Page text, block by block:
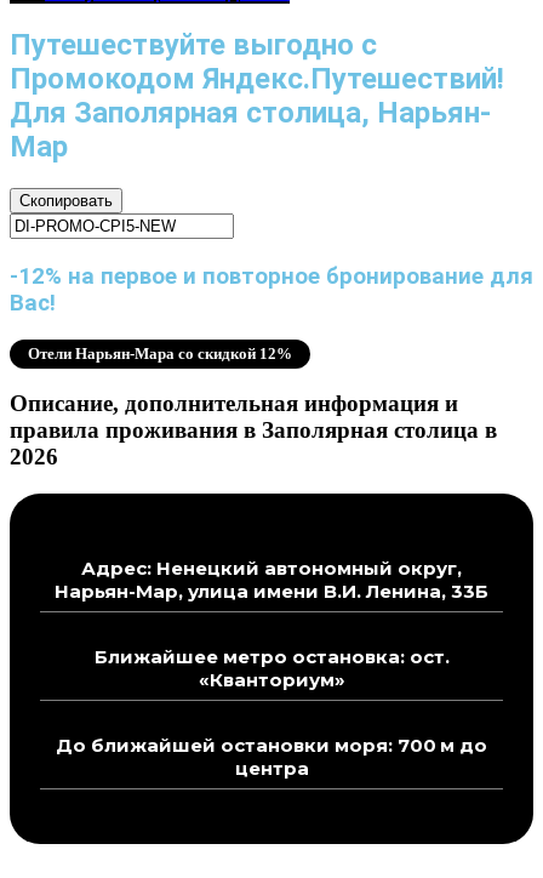
Путешествуйте выгодно с
Промокодом Яндекс.Путешествий!
Для Заполярная столица, Нарьян-
Мар
Скопировать
-12% на первое и повторное бронирование для
Вас!
Отели Нарьян-Мара со скидкой 12%
Описание, дополнительная информация и
правила проживания в Заполярная столица в
2026
Адрес: Ненецкий автономный округ,
Нарьян-Мар, улица имени В.И. Ленина, 33Б
Ближайшее метро остановка: ост.
«Кванториум»
До ближайшей остановки моря: 700 м до
центра